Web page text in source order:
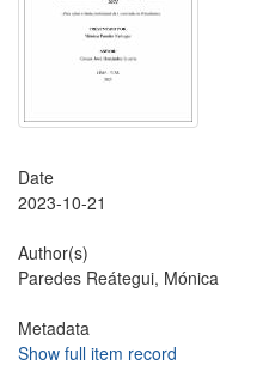
Date
2023-10-21
Author(s)
Paredes Reátegui, Mónica
Metadata
Show full item record